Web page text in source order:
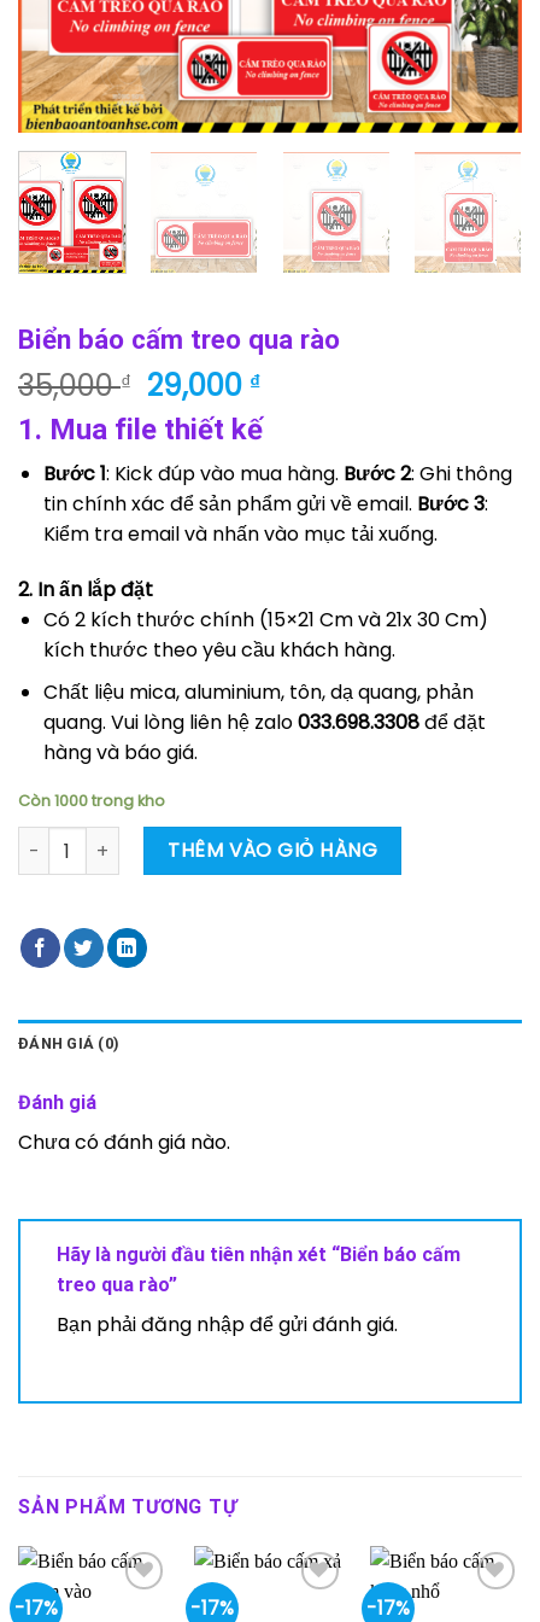
Biển báo cấm treo qua rào
35,000₫ Giá
gốc
là:
35,000 ₫.
29,000 ₫Giá
hiện
tại
là:
29,000 ₫.
1. Mua file thiết kế
Bước 1: Kick đúp vào mua hàng. Bước 2: Ghi thông
tin chính xác để sản phẩm gửi về email. Bước 3:
Kiểm tra email và nhấn vào mục tải xuống.
2. In ấn lắp đặt
Có 2 kích thước chính (15×21 Cm và 21x 30 Cm)
kích thước theo yêu cầu khách hàng.
Chất liệu mica, aluminium, tôn, dạ quang, phản
quang. Vui lòng liên hệ zalo033.698.3308để đặt
hàng và báo giá.
Còn 1000 trong kho
Biển báo cấm treo qua rào số lượng
THÊM VÀO GIỎ HÀNG
ĐÁNH GIÁ (0)
Đánh giá
Chưa có đánh giá nào.
Hãy là người đầu tiên nhận xét “Biển báo cấm
treo qua rào”
Bạn phảiđăng nhậpđể gửi đánh giá.
SẢN PHẨM TƯƠNG TỰ
-17% -17% -17%